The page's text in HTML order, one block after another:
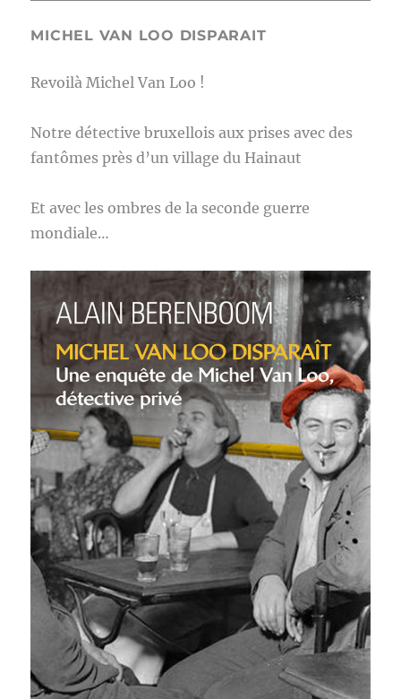
MICHEL VAN LOO DISPARAIT
Revoilà Michel Van Loo !
Notre détective bruxellois aux prises avec des
fantômes près d’un village du Hainaut
Et avec les ombres de la seconde guerre
mondiale…